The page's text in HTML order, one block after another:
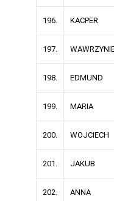
196. KACPER
197.
198. EDMUND
199. MARIA
200. WOJCIECH
201. JAKUB
202. ANNA